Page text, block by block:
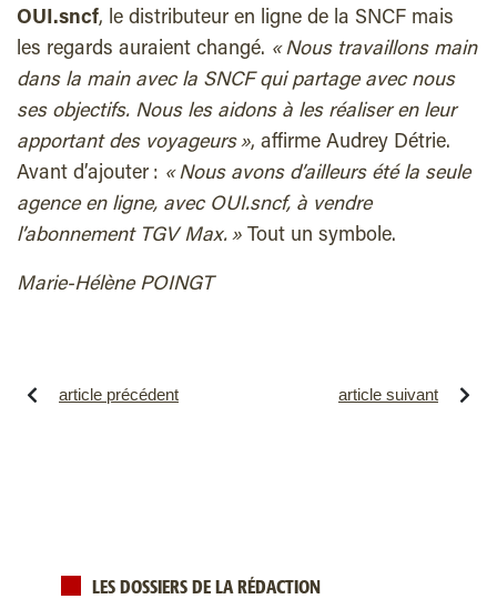
OUI.sncf, le distributeur en ligne de la SNCF mais
les regards auraient changé. « Nous travaillons main
dans la main avec la SNCF qui partage avec nous
ses objectifs. Nous les aidons à les réaliser en leur
apportant des voyageurs », affirme Audrey Détrie.
Avant d’ajouter : « Nous avons d’ailleurs été la seule
agence en ligne, avec OUI.sncf, à vendre
l’abonnement TGV Max. » Tout un symbole.
Marie-Hélène POINGT
article précédent article suivant
LES DOSSIERS DE LA RÉDACTION